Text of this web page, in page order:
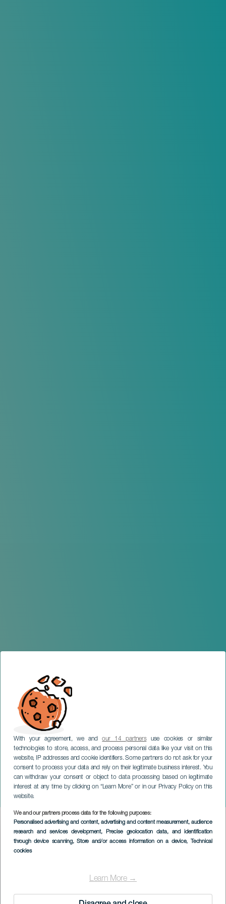
With your agreement, we andour 14 partnersuse cookies or similar
technologies to store, access, and process personal data like your visit on this
website, IP addresses and cookie identifiers. Some partners do not ask for your
consent to process your data and rely on their legitimate business interest. You
can withdraw your consent or object to data processing based on legitimate
interest at any time by clicking on “Learn More” or in our Privacy Policy on this
website.
We and our partners process data for the following purposes:
Personalised advertising and content, advertising and content measurement, audience
research and services development, Precise geolocation data, and identification
through device scanning, Store and/or access information on a device, Technical
cookies
Learn More →
Carnevale: La corsa dei
tacchi alti
GRAN CANARIA
Imagen
Listado